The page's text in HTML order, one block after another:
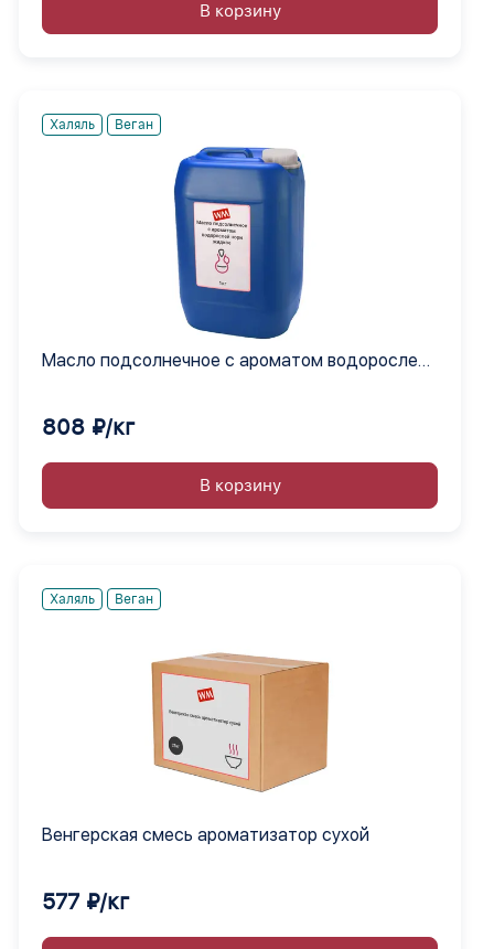
В корзину
Халяль Веган
Масло подсолнечное с ароматом водорослей
808 ₽/кг
В корзину
Халяль Веган
Венгерская смесь ароматизатор сухой
577 ₽/кг